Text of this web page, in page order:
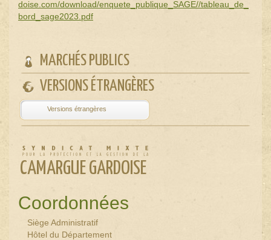
doise.com/download/enquete_publique_SAGE//tableau_de_
bord_sage2023.pdf
MARCHÉS PUBLICS
VERSIONS ÉTRANGÈRES
Powered by
CAMARGUE GARDOISE
Coordonnées
Siège Administratif
Hôtel du Département